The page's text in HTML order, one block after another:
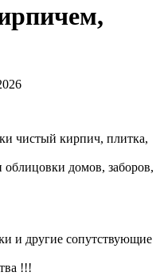
чистый кирпич, плитка,
облицовки домов, заборов,
и другие сопутствующие
!!!